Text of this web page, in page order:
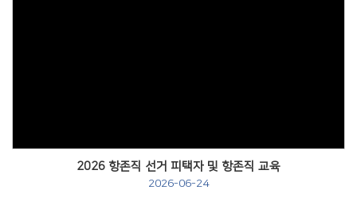
2026 항존직 선거 피택자 및 항존직 교육
2026-06-24